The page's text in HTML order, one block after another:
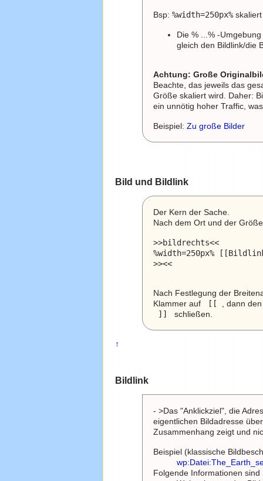
Bsp:%width=250px%
Die % ...% -
gleich den Bildlink/die
Achtung: Große
Beachte, das jeweils das
Größe skaliert wird. Daher:
ein unnötig hoher Traffic,
Beispiel:Zu große Bilder
Bild und Bildlink
Der Kern der Sache.
Nach dem Ort und der
>>bildrechts<<
%width=250px%
Nach Festlegung der
Klammer auf
[[
, dann
]]
schließen.
↑
Bildlink
- >Das "Anklickziel", die
eigentlichen Bildadresse
Zusammenhang zeigt und
Beispiel (klassische
Folgende Informationen